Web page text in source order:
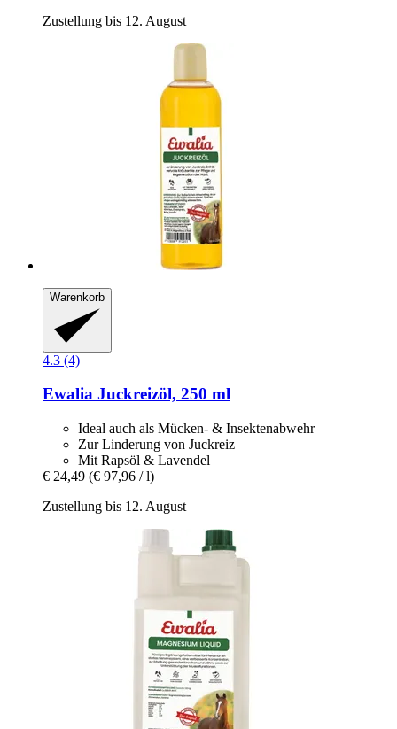
Zustellung bis 12. August
Warenkorb
4.3 (4)
Ewalia Juckreizöl, 250 ml
Ideal auch als Mücken- & Insektenabwehr
Zur Linderung von Juckreiz
Mit Rapsöl & Lavendel
€ 24,49 (€ 97,96 / l)
Zustellung bis 12. August